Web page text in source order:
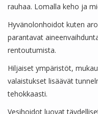
rauhaa. Lomalla keho ja
Hyvänolonhoidot kuten
parantavat
rentoutumista.
Hiljaiset ympäristöt,
valaistukset lisäävät
tehokkaasti.
Vesihoidot luovat